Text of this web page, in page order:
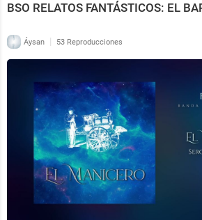
BSO RELATOS FANTÁSTICOS: EL
Áysan | 53 Reproducciones